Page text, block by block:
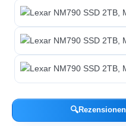
🔍